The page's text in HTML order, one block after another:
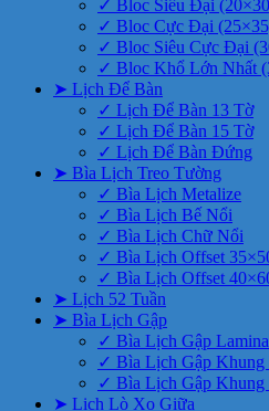
✓ Bloc Siêu Đại
✓ Bloc Cực Đại
✓ Bloc Siêu Cực Đại
✓ Bloc Khổ Lớn Nhất
➤ Lịch Để Bàn
✓ Lịch Để Bàn 13 Tờ
✓ Lịch Để Bàn 15 Tờ
✓ Lịch Để Bàn Đứng
➤ Bìa Lịch Treo Tường
✓ Bìa Lịch Metalize
✓ Bìa Lịch Bế Nổi
✓ Bìa Lịch Chữ Nổi
✓ Bìa Lịch Offset
✓ Bìa Lịch Offset
➤ Lịch 52 Tuần
➤ Bìa Lịch Gập
✓ Bìa Lịch Gập
✓ Bìa Lịch Gập Khung
✓ Bìa Lịch Gập Khung
➤ Lịch Lò Xo Giữa